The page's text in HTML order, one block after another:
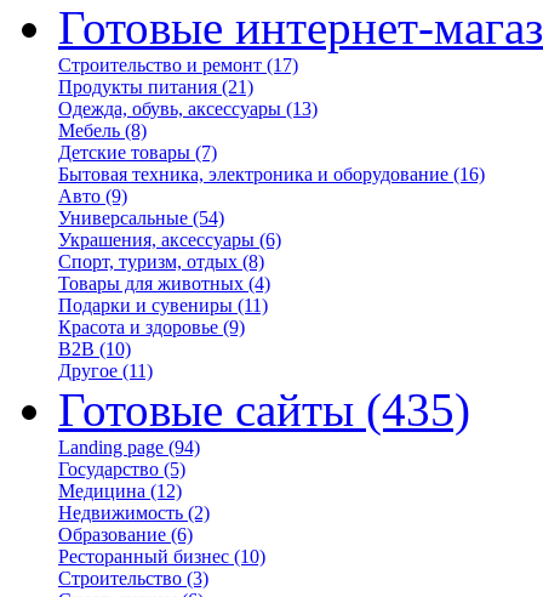
Готовые интернет-
Строительство и ремонт (17)
Продукты питания (21)
Одежда, обувь, аксессуары (13)
Мебель (8)
Детские товары (7)
Бытовая техника, электроника и оборудование (16)
Авто (9)
Универсальные (54)
Украшения, аксессуары (6)
Спорт, туризм, отдых (8)
Товары для животных (4)
Подарки и сувениры (11)
Красота и здоровье (9)
B2B (10)
Другое (11)
Готовые сайты (435)
Landing page (94)
Государство (5)
Медицина (12)
Недвижимость (2)
Образование (6)
Ресторанный бизнес (10)
Строительство (3)